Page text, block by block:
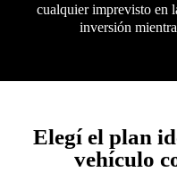
cualquier imprevisto en
inversión
Elegí el plan
vehículo